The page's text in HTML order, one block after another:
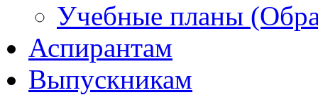
Учебные планы
Аспирантам
Выпускникам